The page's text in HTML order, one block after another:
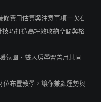
修費用估算與注意事項一次看
巧打造高坪效收納空間與格
氛圍、雙人房學習善用共同
位布置教學，讓你兼顧運勢與